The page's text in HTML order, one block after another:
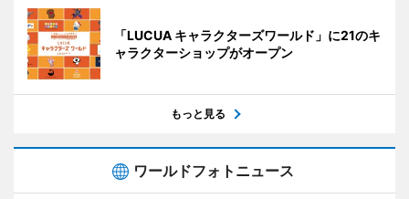
「LUCUA キャラクターズワールド」に21のキ
ャラクターショップがオープン
もっと見る
ワールドフォトニュース